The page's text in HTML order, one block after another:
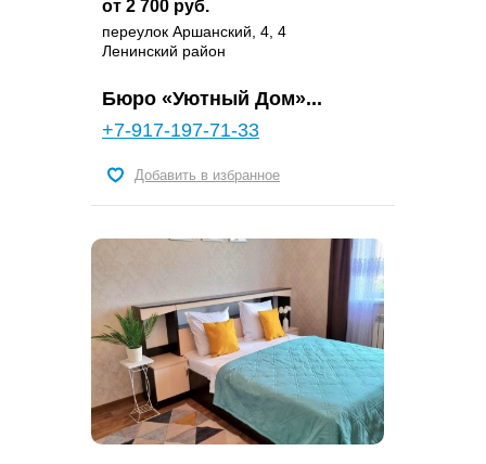
от 2 700 руб.
переулок Аршанский, 4, 4
Ленинский район
Бюро «Уютный Дом»...
+7-917-197-71-33
Добавить в избранное